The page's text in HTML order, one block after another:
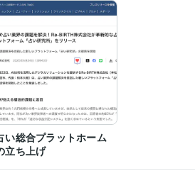
数秘術鑑定士
九星気学鑑定士
心理カウンセリングスペシ
Google アナリティクス個
ネットマーケティング検定
プログラミング言
語・フレームワーク
ビジネス・クリエイ
ティブツール
Access:10年
い総合プラットホーム
立ち上げ